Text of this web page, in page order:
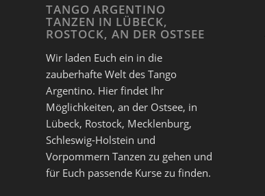
TANGO ARGENTINO
TANZEN IN LÜBECK,
ROSTOCK, AN DER OSTSEE
Wir laden Euch ein in die
zauberhafte Welt des Tango
Argentino. Hier findet Ihr
Möglichkeiten, an der Ostsee, in
Lübeck, Rostock, Mecklenburg,
Schleswig-Holstein und
Vorpommern Tanzen zu gehen und
für Euch passende Kurse zu finden.